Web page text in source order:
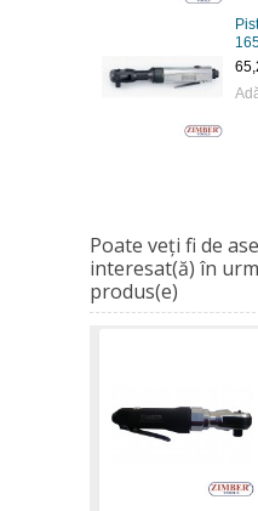
Poate veţi fi de
interesat(ă) în
produs(e)